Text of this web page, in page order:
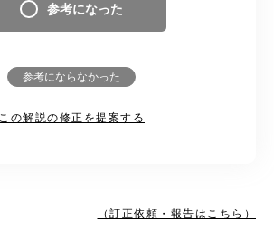
参考になった
参考にならなかった
この解説の修正を提案する
（訂正依頼・報告はこちら）